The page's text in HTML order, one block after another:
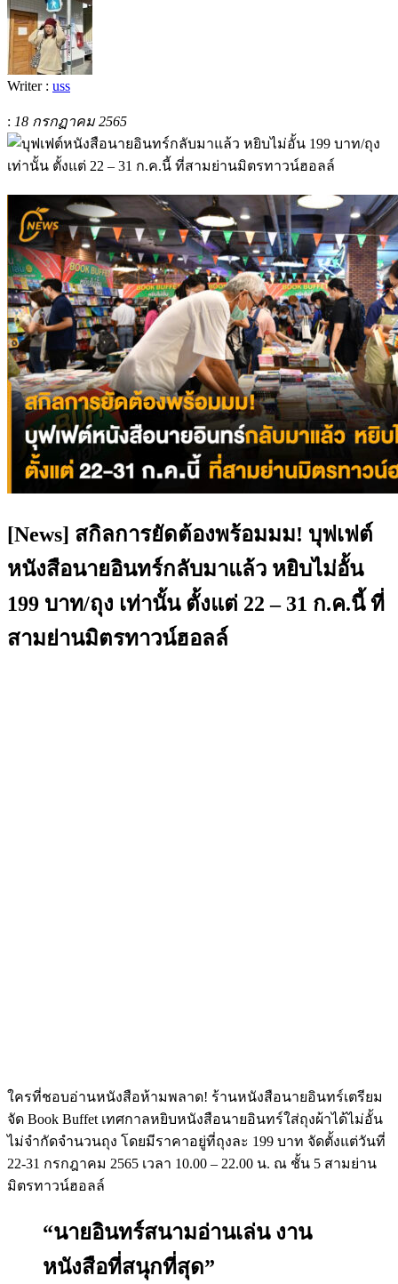
Writer : uss
: 18 กรกฏาคม 2565
[News] สกิลการยัดต้องพร้อมมม! บุฟเฟต์
หนังสือนายอินทร์กลับมาแล้ว หยิบไม่อั้น
199 บาท/ถุง เท่านั้น ตั้งแต่ 22 – 31 ก.ค.นี้ ที่
สามย่านมิตรทาวน์ฮอลล์
ใครที่ชอบอ่านหนังสือห้ามพลาด! ร้านหนังสือนายอินทร์​เตรียม
จัด Book Buffet เทศกาลหยิบหนังสือนายอินทร์ใส่ถุงผ้าได้ไม่อั้น
ไม่จำกัดจำนวนถุง โดยมีราคาอยู่ที่ถุงละ 199 บาท จัดตั้งแต่วันที่
22-31 กรกฎาคม 2565 เวลา 10.00 – 22.00 น. ณ ชั้น 5 สามย่าน
มิตรทาวน์ฮอลล์
“นายอินทร์สนามอ่านเล่น งาน
หนังสือที่สนุกที่สุด”